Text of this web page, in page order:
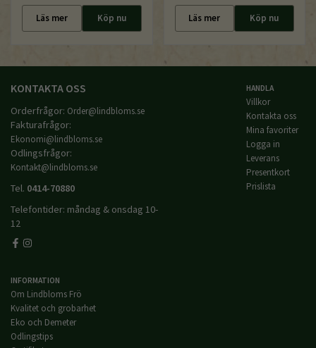
Läs mer Köp nu Läs mer Köp nu
KONTAKTA OSS
Orderfrågor: Order@lindbloms.se
Fakturafrågor:
Ekonomi@lindbloms.se
Odlingsfrågor:
Kontakt@lindbloms.se
Tel. 0414-70880
Telefontider: måndag & onsdag 10-
12
HANDLA
Villkor
Kontakta oss
Mina favoriter
Logga in
Leverans
Presentkort
Prislista
INFORMATION
Om Lindbloms Frö
Kvalitet och grobarhet
Eko och Demeter
Odlingstips